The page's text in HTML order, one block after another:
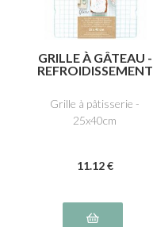
GRILLE À GÂTEAU -
REFROIDISSEMENT
Grille à pâtisserie -
25x40cm
11.12 €